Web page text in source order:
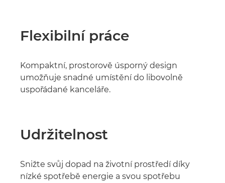
Flexibilní práce
Kompaktní, prostorově úsporný design
umožňuje snadné umístění do libovolně
uspořádané kanceláře.
Udržitelnost
Snižte svůj dopad na životní prostředí díky
nízké spotřebě energie a svou spotřebu